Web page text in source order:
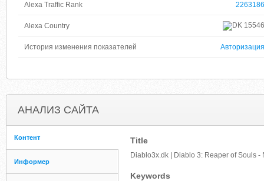
Alexa Traffic Rank 2263186
Alexa Country 15546
История изменения показателей Авторизация
АНАЛИЗ САЙТА
Контент
Информер
Title
Diablo3x.dk | Diablo 3: Reaper of Souls -
Keywords